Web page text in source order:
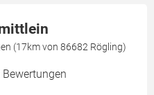
(17km von 86682 Rögling)